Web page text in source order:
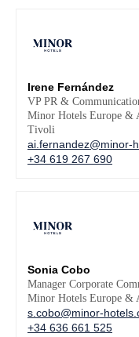
Irene Fernández
VP PR &
Minor Hotels Europe &
Tivoli
ai.fernandez@minor-
+34 619 267 690
Sonia Cobo
Manager Corporate
Minor Hotels Europe &
s.cobo@minor-
+34 636 661 525